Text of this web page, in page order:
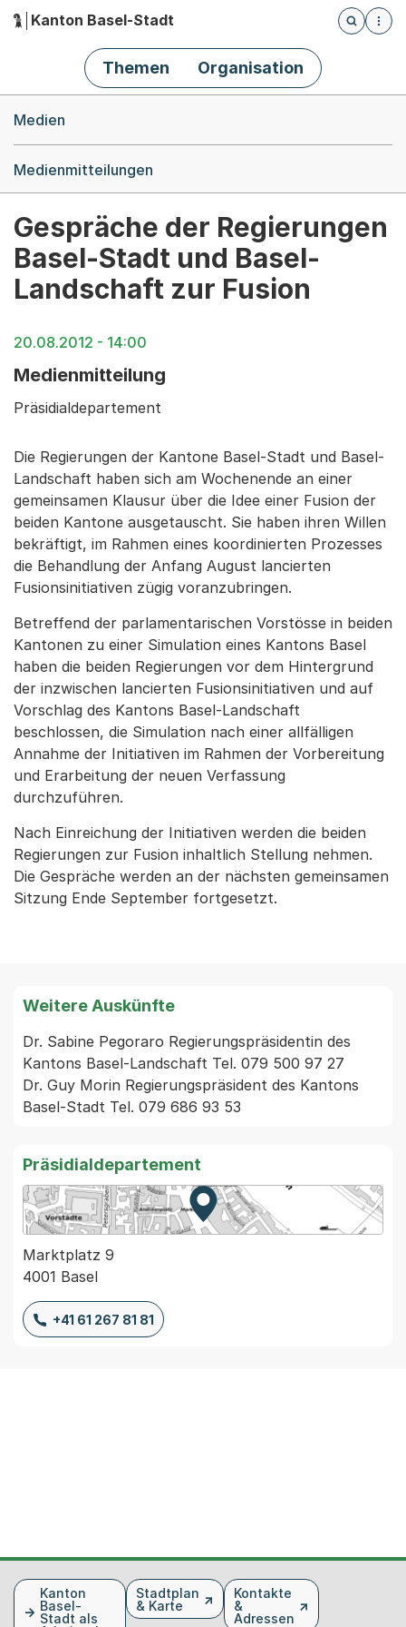
Hauptnavigation
Kanton Basel-Stadt
Öffnet
Themen Organisation
Medien
Medienmitteilungen
Gespräche der Regierungen
Basel-Stadt und Basel-
Landschaft zur Fusion
20.08.2012 - 14:00
Medienmitteilung
Präsidialdepartement
Die Regierungen der Kantone Basel-Stadt und Basel-
Landschaft haben sich am Wochenende an einer
gemeinsamen Klausur über die Idee einer Fusion der
beiden Kantone ausgetauscht. Sie haben ihren Willen
bekräftigt, im Rahmen eines koordinierten Prozesses
die Behandlung der Anfang August lancierten
Fusionsinitiativen zügig voranzubringen.
Betreffend der parlamentarischen Vorstösse in beiden
Kantonen zu einer Simulation eines Kantons Basel
haben die beiden Regierungen vor dem Hintergrund
der inzwischen lancierten Fusionsinitiativen und auf
Vorschlag des Kantons Basel-Landschaft
beschlossen, die Simulation nach einer allfälligen
Annahme der Initiativen im Rahmen der Vorbereitung
und Erarbeitung der neuen Verfassung
durchzuführen.
Nach Einreichung der Initiativen werden die beiden
Regierungen zur Fusion inhaltlich Stellung nehmen.
Die Gespräche werden an der nächsten gemeinsamen
Sitzung Ende September fortgesetzt.
Weitere Auskünfte
Dr. Sabine Pegoraro Regierungspräsidentin des
Kantons Basel-Landschaft Tel. 079 500 97 27
Dr. Guy Morin Regierungspräsident des Kantons
Basel-Stadt Tel. 079 686 93 53
Präsidialdepartement
Zur Karte von MapBS.
Externer Link, wird in einem
Marktplatz 9
4001 Basel
+41 61 267 81 81
FusszeileKanton
Basel-
Stadt als
Stadtplan
& Karte
Kontakte
&
Adressen